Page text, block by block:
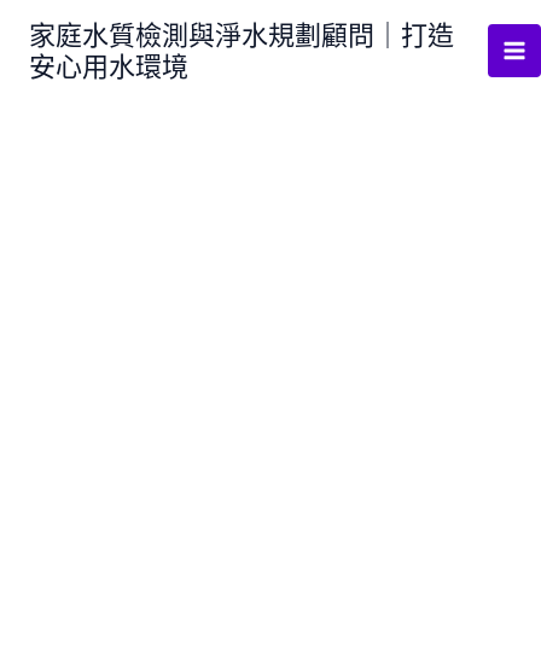
家庭水質檢測與淨水規劃顧問｜打造
安心用水環境